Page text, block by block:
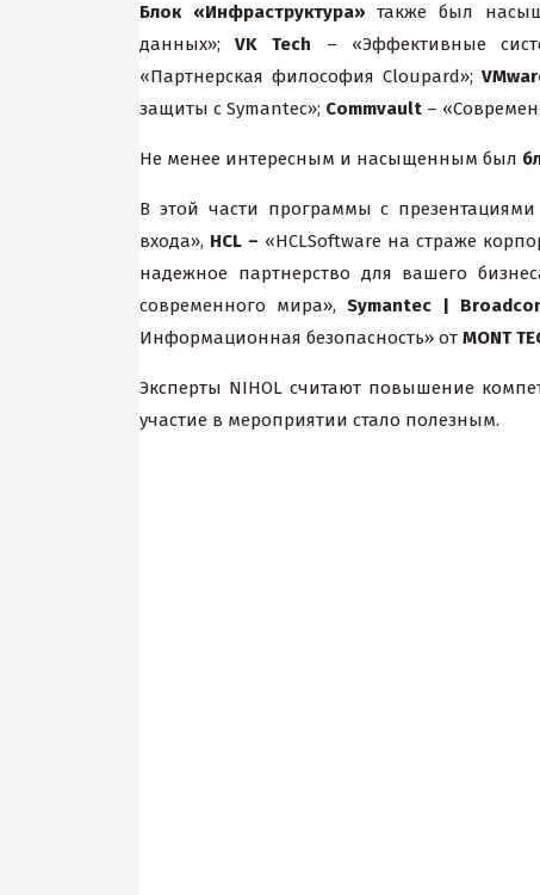
Блок «Инфраструктура» также был
данных»;VK Tech – «Эффективные
«Партнерская философия Cloupard»;
защиты c Symantec»; Commvault –
Не менее интересным и насыщенным был
В этой части программы с презентациями
входа», HCL – «HCLSoftware на страже
надежное партнерство для вашего
современного мира»,Symantec |
Информационная безопасность» от MONT
Эксперты NIHOL считают повышение
участие в мероприятии стало полезным.